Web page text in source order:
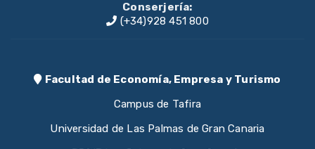
Conserjería:
(+34)928 451 800
Facultad de Economía, Empresa y Turismo
Campus de Tafira
Universidad de Las Palmas de Gran Canaria